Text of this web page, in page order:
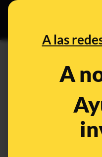
A las
A
El "anillo
falsas
Delitos